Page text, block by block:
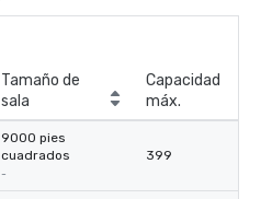
Tamaño de
sala
Capacidad
máx.
9000 pies
cuadrados
-
399